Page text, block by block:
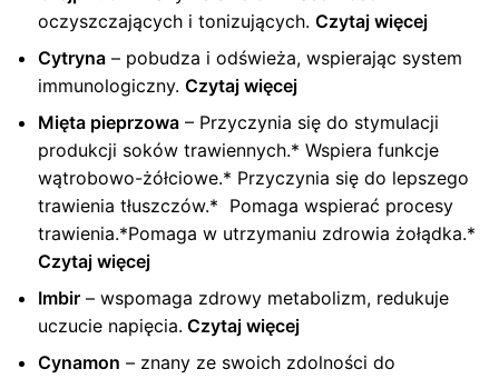
oczyszczających i tonizujących.Czytaj więcej
Cytryna – pobudza i odświeża, wspierając system
immunologiczny.Czytaj więcej
Mięta pieprzowa – Przyczynia się do stymulacji
produkcji soków trawiennych.* Wspiera funkcje
wątrobowo-żółciowe.* Przyczynia się do lepszego
trawienia tłuszczów.* Pomaga wspierać procesy
trawienia.*Pomaga w utrzymaniu zdrowia żołądka.*
Czytaj więcej
Imbir – wspomaga zdrowy metabolizm, redukuje
uczucie napięcia. Czytaj więcej
Cynamon – znany ze swoich zdolności do